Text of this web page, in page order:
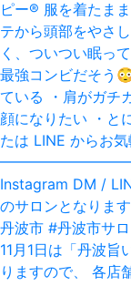
11月1日は「丹波旨
りますので、 各店